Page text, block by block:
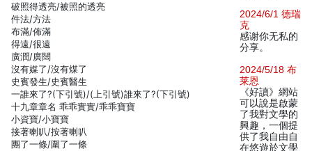
破照得透亮/被照的透亮
件法/方法
布滿/佈滿
得遠/很遠
廣潤/廣闊
沒有媒了/沒有煤了
史賓發生/史賓醫生
一誰來了?(下引號)/(上引號)誰來了?(下引號)
十九章章名 乖乖實實/乖乖寶寶
小資寶/小寶寶
接著喇叭/按著喇叭
團了一條/圍了一條
2024/6/1 德瑞
克
感谢你无私的
分享。
2024/5/18 布
莱恩
《好讀》網站
可以說是啟蒙
了我對文學的
興趣，一個提
供了我自由自
在悠遊於文學